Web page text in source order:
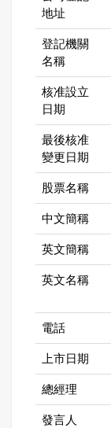
地址
登記機關
名稱
核准設立
日期
最後核准
變更日期
股票名稱
中文簡稱
英文簡稱
英文名稱
電話
上市日期
總經理
發言人